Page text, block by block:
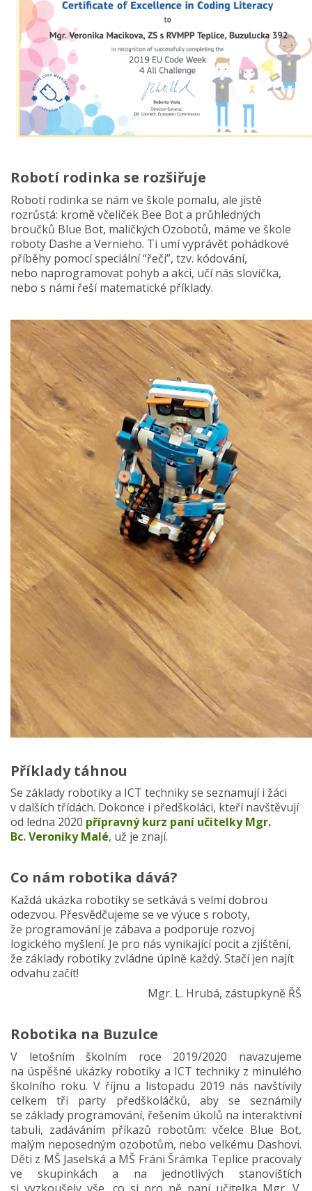
Robotí rodinka se rozšiřuje
Robotí rodinka se nám ve škole pomalu, ale jistě
rozrůstá: kromě včeliček Bee Bot a průhledných
broučků Blue Bot, maličkých Ozobotů, máme ve škole
roboty Dashe a Vernieho. Ti umí vyprávět pohádkové
příběhy pomocí speciální “řeči”, tzv. kódování,
nebo naprogramovat pohyb a akci, učí nás slovíčka,
nebo s námi řeší matematické příklady.
Příklady táhnou
Se základy robotiky a ICT techniky se seznamují i žáci
v dalších třídách. Dokonce i předškoláci, kteří navštěvují
od ledna 2020 přípravný kurz paní učitelky Mgr.
Bc. Veroniky Malé, už je znají.
Co nám robotika dává?
Každá ukázka robotiky se setkává s velmi dobrou
odezvou. Přesvědčujeme se ve výuce s roboty,
že programování je zábava a podporuje rozvoj
logického myšlení. Je pro nás vynikající pocit a zjištění,
že základy robotiky zvládne úplně každý. Stačí jen najít
odvahu začít!
Mgr. L. Hrubá, zástupkyně ŘŠ
Robotika na Buzulce
V letošním školním roce 2019/2020 navazujeme
na úspěšné ukázky robotiky a ICT techniky z minulého
školního roku. V říjnu a listopadu 2019 nás navštívily
celkem tři party předškoláčků, aby se seznámily
se základy programování, řešením úkolů na interaktivní
tabuli, zadáváním příkazů robotům: včelce Blue Bot,
malým neposedným ozobotům, nebo velkému Dashovi.
Děti z MŠ Jaselská a MŠ Fráni Šrámka Teplice pracovaly
ve skupinkách a na jednotlivých stanovištích
si vyzkoušely vše, co si pro ně paní učitelka Mgr. V.